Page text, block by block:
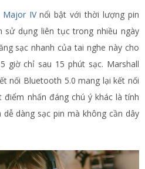
Major IVnổi bật với thời lượng pin
sử dụng liên tục trong nhiều ngày
sạc nhanh của tai nghe này cho
giờ chỉ sau 15 phút sạc. Marshall
nối Bluetooth 5.0 mang lại kết nối
nhấn đáng chú ý khác là tính
dàng sạc pin mà không cần dây